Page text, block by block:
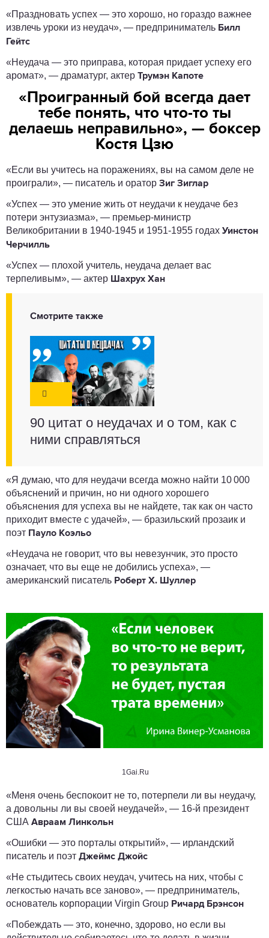
«Праздновать успех — это хорошо, но гораздо важнее
извлечь уроки из неудач», — предприниматель Билл
Гейтс
«Неудача — это приправа, которая придает успеху его
аромат», — драматург, актер Трумэн Капоте
«Проигранный бой всегда дает
тебе понять, что что-то ты
делаешь неправильно», — боксер
Костя Цзю
«Если вы учитесь на поражениях, вы на самом деле не
проиграли», — писатель и оратор Зиг Зиглар
«Успех — это умение жить от неудачи к неудаче без
потери энтузиазма», — премьер-министр
Великобритании в 1940-1945 и 1951-1955 годах Уинстон
Черчилль
«Успех — плохой учитель, неудача делает вас
терпеливым», — актер Шахрух Хан
Смотрите также
90 цитат о неудачах и о том, как с
ними справляться
«Я думаю, что для неудачи всегда можно найти 10 000
объяснений и причин, но ни одного хорошего
объяснения для успеха вы не найдете, так как он часто
приходит вместе с удачей», — бразильский прозаик и
поэт Пауло Коэльо
«Неудача не говорит, что вы невезунчик, это просто
означает, что вы еще не добились успеха», —
американский писатель Роберт Х. Шуллер
1Gai.Ru
«Меня очень беспокоит не то, потерпели ли вы неудачу,
а довольны ли вы своей неудачей», — 16-й президент
США Авраам Линкольн
«Ошибки — это порталы открытий», — ирландский
писатель и поэт Джеймс Джойс
«Не стыдитесь своих неудач, учитесь на них, чтобы с
легкостью начать все заново», — предприниматель,
основатель корпорации Virgin Group Ричард Брэнсон
«Побеждать — это, конечно, здорово, но если вы